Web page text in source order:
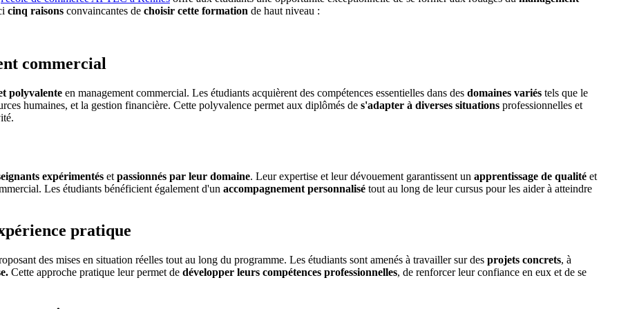
cinq raisons convaincantes de choisir cette formation de haut niveau :
commercial
polyvalente en management commercial. Les étudiants acquièrent des compétences essentielles dans des domaines variés tels que le
humaines, et la gestion financière. Cette polyvalence permet aux diplômés de s'adapter à diverses situations professionnelles et
expérimentés et passionnés par leur domaine. Leur expertise et leur dévouement garantissent un apprentissage de qualité et
Les étudiants bénéficient également d'un accompagnement personnalisé tout au long de leur cursus pour les aider à atteindre
pratique
des mises en situation réelles tout au long du programme. Les étudiants sont amenés à travailler sur des projets concrets, à
Cette approche pratique leur permet de développer leurs compétences professionnelles, de renforcer leur confiance en eux et de se